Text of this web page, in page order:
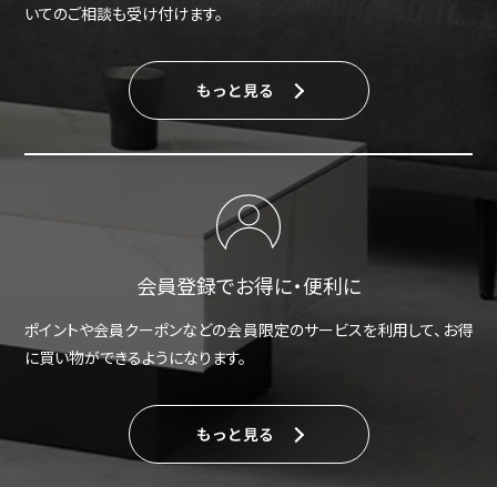
いてのご相談も受け付けます。
もっと見る
会員登録でお得に・便利に
ポイントや会員クーポンなどの会員限定のサービスを利用して、お得
に買い物ができるようになります。
もっと見る